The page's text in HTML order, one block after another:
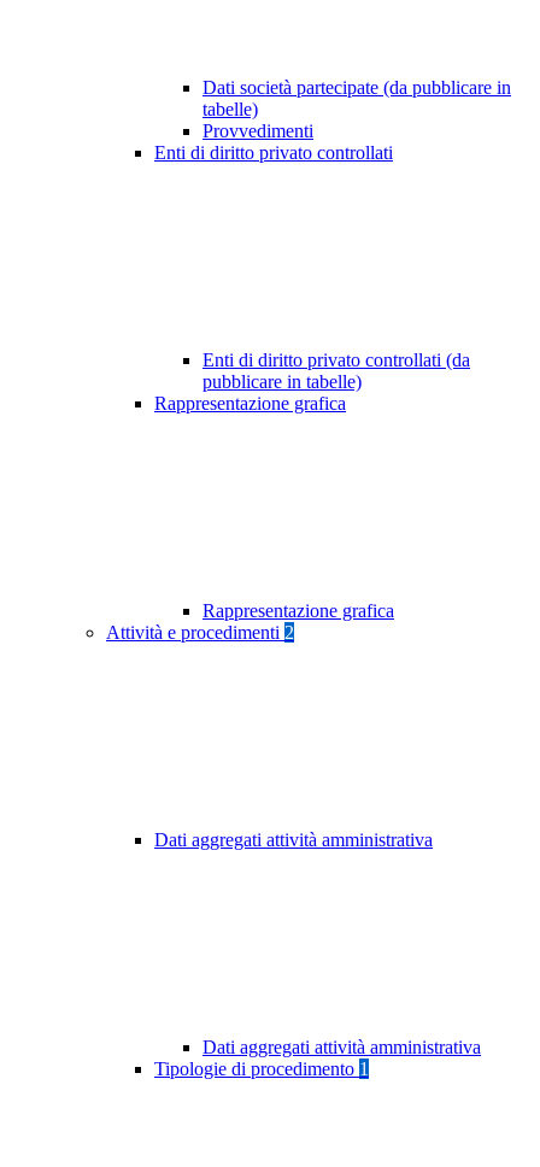
Dati società partecipate (da pubblicare in
tabelle)
Provvedimenti
Enti di diritto privato controllati
Enti di diritto privato controllati (da
pubblicare in tabelle)
Rappresentazione grafica
Rappresentazione grafica
Attività e procedimenti 2
Dati aggregati attività amministrativa
Dati aggregati attività amministrativa
Tipologie di procedimento 1